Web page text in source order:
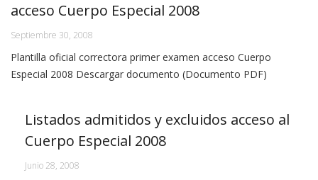
acceso Cuerpo Especial 2008
Septiembre 30, 2008
Plantilla oficial correctora primer examen acceso Cuerpo
Especial 2008 Descargar documento (Documento PDF)
Listados admitidos y excluidos acceso al
Cuerpo Especial 2008
Junio 28, 2008